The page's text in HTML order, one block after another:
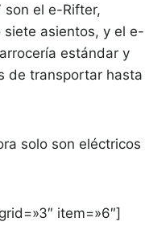
son el e-Rifter,
asientos, y el e-
estándar y
de transportar hasta
solo son eléctricos
item=»6″]